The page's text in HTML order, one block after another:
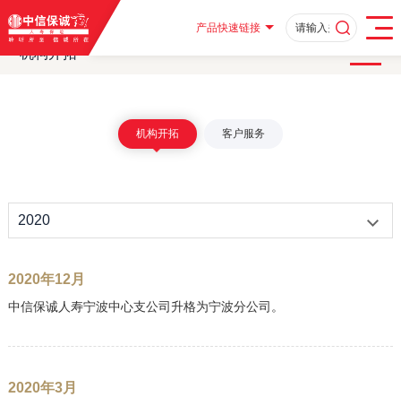
产品快速链接
首页 · 关于中信保诚 · 2016 - 2020
机构开拓
机构开拓 客户服务
2020
2020年12月
中信保诚人寿宁波中心支公司升格为宁波分公司。
2020年3月